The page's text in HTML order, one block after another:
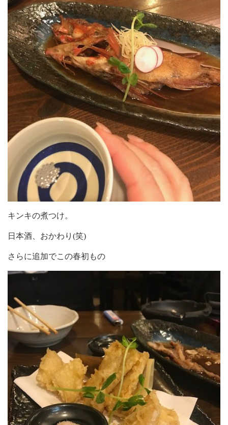
キンキの煮つけ。
日本酒、おかわり(笑)
さらに追加でこの春初もの